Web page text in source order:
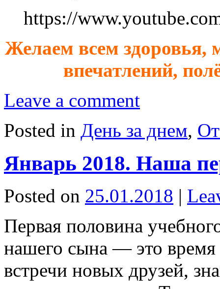
https://
Желаем всем здоровья,
впечатлений,
Leave a comment
Posted in День за днем,
Январь 2018. Наша
Posted on 25.01.2018 |
Первая половина
нашего сына — это время
встречи новых друзей,